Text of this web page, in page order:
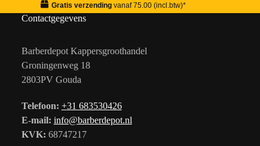
Gratis verzendingvanaf 75.00 (incl.btw)*
Contactgegevens
Barberdepot Kappersgroothandel
Groningenweg 18
2803PV Gouda
Telefoon: +31 683530426
E-mail: info@barberdepot.nl
KVK: 68747217